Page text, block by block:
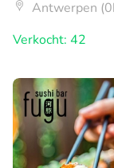
Antwerpen
Verkocht: 42